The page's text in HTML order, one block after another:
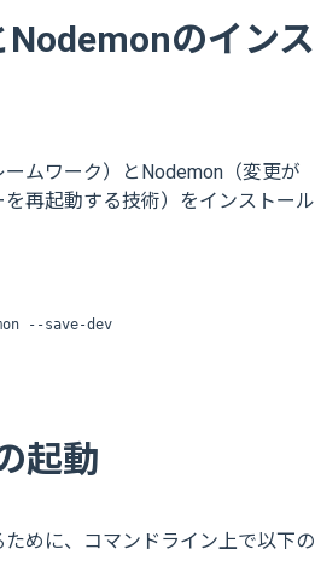
Nodemonのインス
ムワーク）とNodemon（変更が
再起動する技術）をインストール
--save-dev
起動
めに、コマンドライン上で以下の